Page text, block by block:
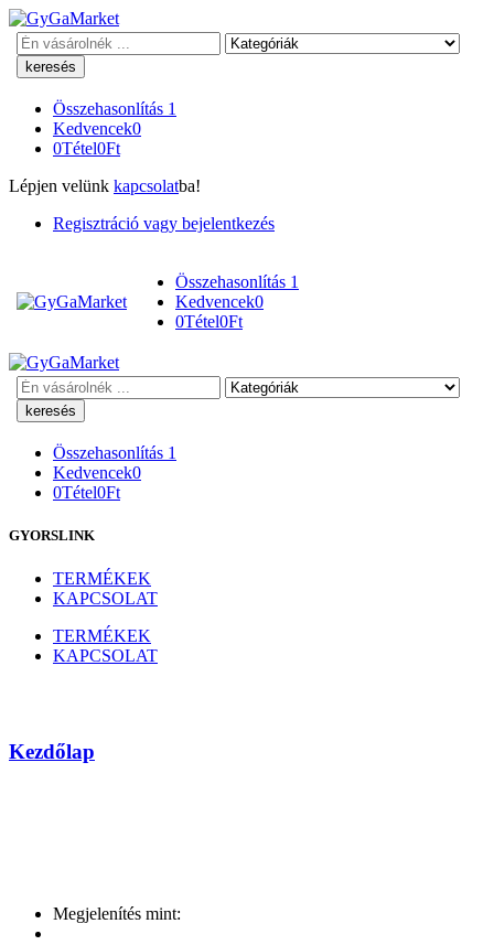
Keresés
Összehasonlítás 1
Kedvencek0
0Tétel0Ft
Lépjen velünk kapcsolatba!
Regisztráció vagy bejelentkezés
Összehasonlítás 1
Kedvencek0
0Tétel0Ft
Keresés
Összehasonlítás 1
Kedvencek0
0Tétel0Ft
GYORSLINK
TERMÉKEK
KAPCSOLAT
TERMÉKEK
KAPCSOLAT
Kezdőlap
Megjelenítés mint: